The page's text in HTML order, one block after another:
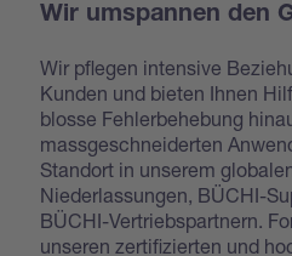
Wir umspannen den
Wir pflegen intensive
Kunden und bieten Ihnen
blosse Fehlerbehebung
massgeschneiderten
Standort in unserem
Niederlassungen, BÜCHI-
BÜCHI-Vertriebspartnern.
unseren zertifizierten und